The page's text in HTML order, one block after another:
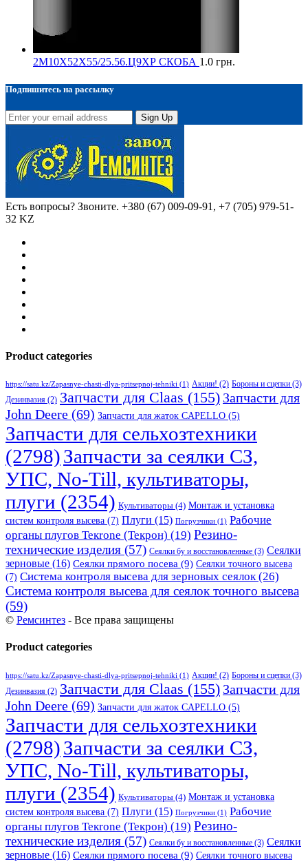
2М10Х52Х55/25.56.Ц9ХР СКОБА 1.0 грн.
Подпишитесь на рассылку
Sign Up
Есть вопросы? Звоните. +380 (67) 009-09-91, +7 (705) 979-51-
32 KZ
Product categories
https://satu.kz/Zapasnye-chasti-dlya-pritsepnoj-tehniki (1) Акции! (2) Бороны и сцепки (3)
Дезинвазия (2) Запчасти для Claas (155) Запчасти для
John Deere (69) Запчасти для жаток CAPELLO (5)
Запчасти для сельхозтехники
(2798)Запчасти за сеялки СЗ,
УПС, No-Till, культиваторы,
плуги (2354) Культиваторы (4) Монтаж и установка
систем контроля высева (7) Плуги (15) Погрузчики (1) Рабочие
органы плугов Текrоne (Текрон) (19) Резино-
технические изделия (57) Сеялки бу и восстановленные (3) Сеялки
зерновые (16) Сеялки прямого посева (9) Сеялки точного высева
(7) Система контроля высева для зерновых сеялок(26)
Система контроля высева для сеялок точного высева
(59)
© Ремсинтез - Все права защищены
Product categories
https://satu.kz/Zapasnye-chasti-dlya-pritsepnoj-tehniki (1) Акции! (2) Бороны и сцепки (3)
Дезинвазия (2) Запчасти для Claas (155) Запчасти для
John Deere (69) Запчасти для жаток CAPELLO (5)
Запчасти для сельхозтехники
(2798)Запчасти за сеялки СЗ,
УПС, No-Till, культиваторы,
плуги (2354) Культиваторы (4) Монтаж и установка
систем контроля высева (7) Плуги (15) Погрузчики (1) Рабочие
органы плугов Текrоne (Текрон) (19) Резино-
технические изделия (57) Сеялки бу и восстановленные (3) Сеялки
зерновые (16) Сеялки прямого посева (9) Сеялки точного высева